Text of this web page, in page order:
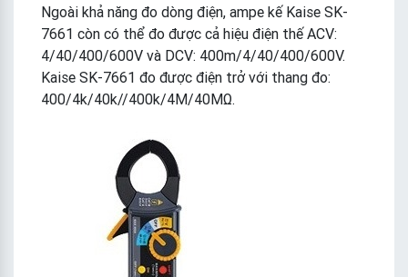
Ngoài khả năng đo dòng điện, ampe kế Kaise SK-
7661 còn có thể đo được cả hiệu điện thế ACV:
4/40/400/600V và DCV: 400m/4/40/400/600V.
Kaise SK-7661 đo được điện trở với thang đo:
400/4k/40k//400k/4M/40MΩ.